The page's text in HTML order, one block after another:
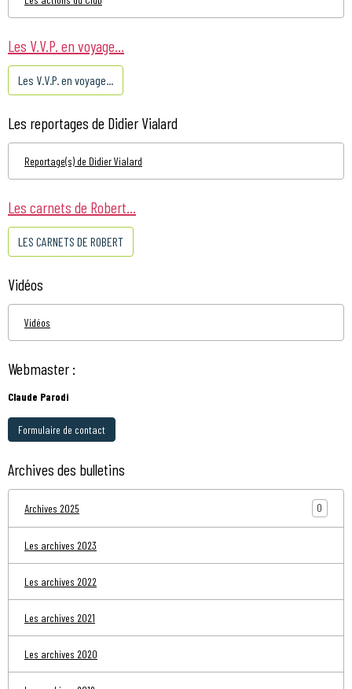
Les V.V.P. en voyage...
Les V.V.P. en voyage...
Les reportages de Didier Vialard
Reportage(s) de Didier Vialard
Les carnets de Robert...
LES CARNETS DE ROBERT
Vidéos
Vidéos
Webmaster :
Claude Parodi
Formulaire de contact
Archives des bulletins
Archives 2025 0
Les archives 2023
Les archives 2022
Les archives 2021
Les archives 2020